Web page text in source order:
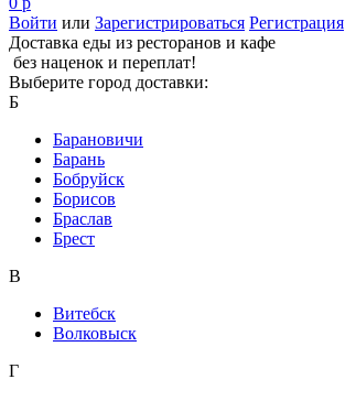
Войти или Зарегистрироваться Регистрация
Доставка еды из ресторанов и кафе
без наценок и переплат!
Выберите город доставки:
Б
Барановичи
Барань
Бобруйск
Борисов
Браслав
Брест
В
Витебск
Волковыск
Г